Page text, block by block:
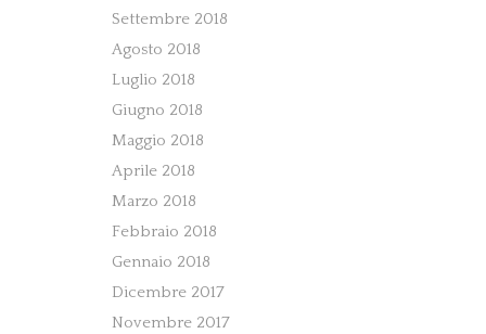
Settembre 2018
Agosto 2018
Luglio 2018
Giugno 2018
Maggio 2018
Aprile 2018
Marzo 2018
Febbraio 2018
Gennaio 2018
Dicembre 2017
Novembre 2017